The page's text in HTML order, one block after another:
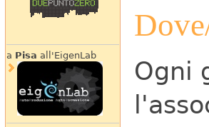
a Pisa all'EigenLab
Ogni